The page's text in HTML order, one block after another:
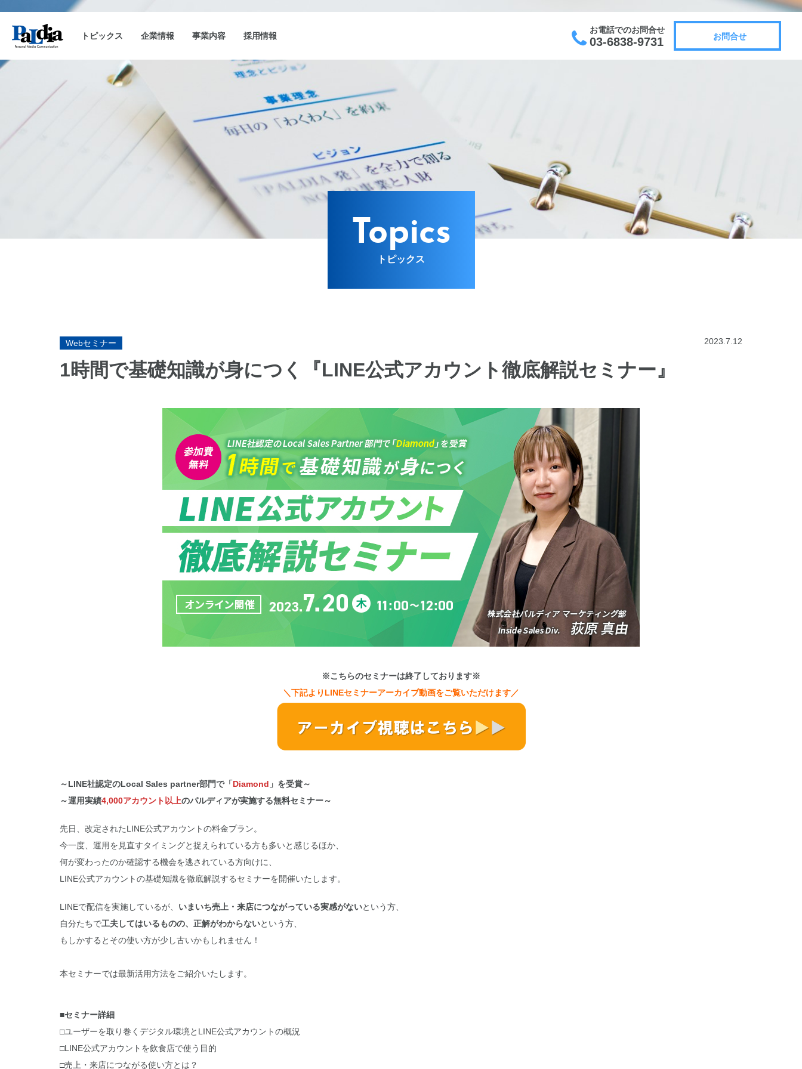
トピックス
企業理念 沿革
企業情報
キャンペーン事務局運用 CAM-SAKU
事業内容 採用情報 お問合せ
お電話でのお問合せ
03-6838-9731
Topics
トピックス
Webセミナー 2023.7.12
1時間で基礎知識が身につく『LINE公式アカウント徹底解説セミナー』
※こちらのセミナーは終了しております※
＼下記より LINEセミナーアーカイブ動画をご覧いただけます／
～LINE社認定のLocal Sales partner部門で「Diamond 」を受賞～
～運用実績4,000アカウント以上のパルディアが実施する無料セミナー～
先日、改定されたLINE公式アカウントの料金プラン。
今一度、運用を見直すタイミングと捉えられている方も多いと感じるほか、
何が変わったのか確認する機会を逃されている方向けに、
LINE公式アカウントの基礎知識を徹底解説するセミナーを開催いたします。
LINEで配信を実施しているが、 いまいち売上・来店につながっている実感がないという方、
自分たちで工夫してはいるものの、正解がわからないという方、
もしかするとその使い方が少し古いかもしれません！
本セミナーでは最新活用方法をご紹介いたします。
■セミナー詳細
□ユーザーを取り巻くデジタル環境とLINE公式アカウントの概況
□LINE公式アカウントを飲食店で使う目的
□売上・来店につながる使い方とは？